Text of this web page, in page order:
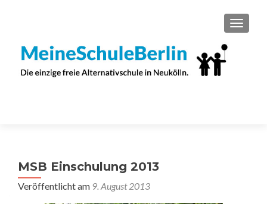
MSB Einschulung 2013
Veröffentlicht am 9. August 2013